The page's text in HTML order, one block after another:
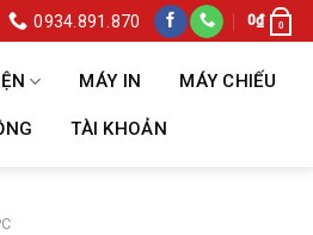
0934.891.870 0₫ 0
MÁY IN MÁY CHIẾU
TÀI KHOẢN